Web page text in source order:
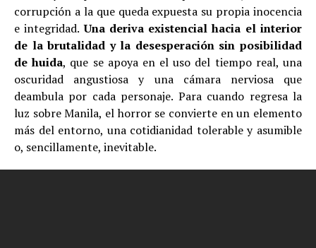
corrupción a la que queda expuesta su propia inocencia
e integridad.Una deriva existencial hacia el interior
de la brutalidad y la desesperación sin posibilidad
de huida, que se apoya en el uso del tiempo real, una
oscuridad angustiosa y una cámara nerviosa que
deambula por cada personaje. Para cuando regresa la
luz sobre Manila, el horror se convierte en un elemento
más del entorno, una cotidianidad tolerable y asumible
o, sencillamente, inevitable.